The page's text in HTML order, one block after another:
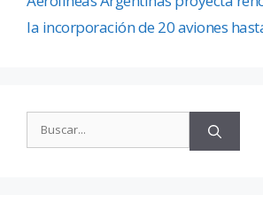
la incorporación de 20 aviones